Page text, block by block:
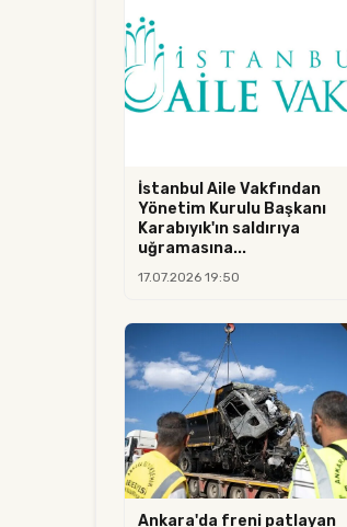
İstanbul Aile Vakfından
Yönetim Kurulu Başkanı
Karabıyık'ın saldırıya
uğramasına...
17.07.2026 19:50
Ankara'da freni patlayan